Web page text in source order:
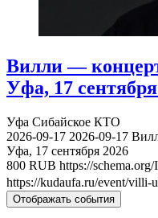
Вилли —
Уфа, 17
Уфа Сибайское КТО
2026-09-17 2026-09-17
Уфа, 17 сентября 2026
800 RUB https://
https://kudaufa.ru/event/villi-
Отображать события